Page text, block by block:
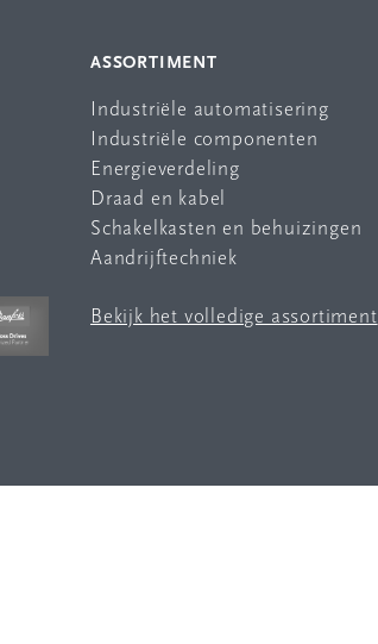
ASSORTIMENT
Industriële automatisering
Industriële componenten
Energieverdeling
Draad en kabel
Schakelkasten en behuizingen
Aandrijftechniek
Bekijk het volledige assortiment